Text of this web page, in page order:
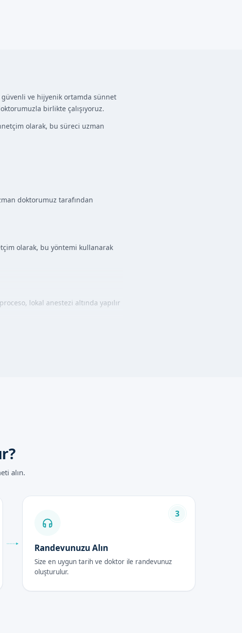
güvenli ve hijyenik ortamda sünnet
birlikte çalışıyoruz.
olarak, bu süreci uzman
doktorumuz tarafından
olarak, bu yöntemi kullanarak
lokal anestezi altında yapılır
Bu proceso, kısa sürer ve
hizmet veriyoruz.
yürütülür ve hijyenik ortamda
birlikte yürütüyoruz.
uzman kadromuzla birlikte
alın.
3
Randevunuzu Alın
Size en uygun tarih ve doktor ile randevunuz
oluşturulur.